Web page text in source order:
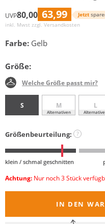
UVP80,00 63,99 Jetzt
inkl. Mwst zzgl. Versandkosten
Farbe: Gelb
Größe:
Welche Größe passt mir?
S M
Alternativen
L
Größenbeurteilung: ?
klein / schmal geschnitten
Achtung: Nur noch 3 Stück
IN DEN